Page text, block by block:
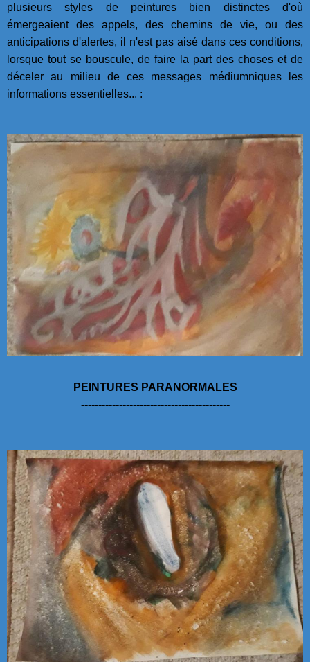
plusieurs styles de peintures bien distinctes d'où
émergeaient des appels, des chemins de vie, ou des
anticipations d'alertes, il n'est pas aisé dans ces conditions,
lorsque tout se bouscule, de faire la part des choses et de
déceler au milieu de ces messages médiumniques les
informations essentielles... :
PEINTURES PARANORMALES
-------------------------------------------